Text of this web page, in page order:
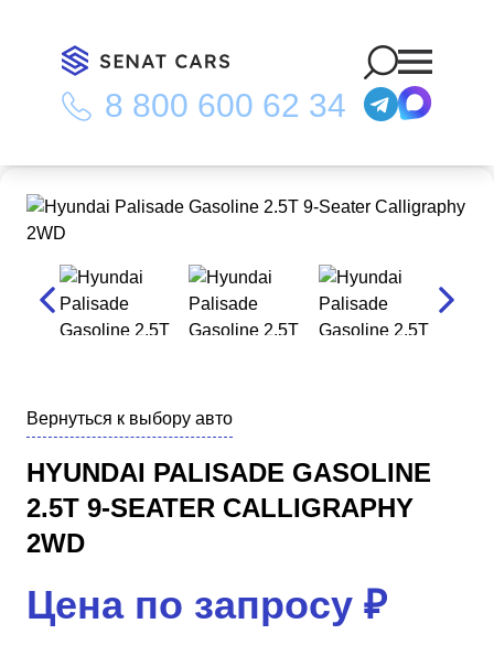
8 800 600 62 34
Главная Каталог/Hyundai Palisade Gasoline 2.5T 9-Seater
Calligraphy 2WD
Вернуться к выбору авто
HYUNDAI PALISADE GASOLINE
2.5T 9-SEATER CALLIGRAPHY
2WD
Цена по запросу ₽